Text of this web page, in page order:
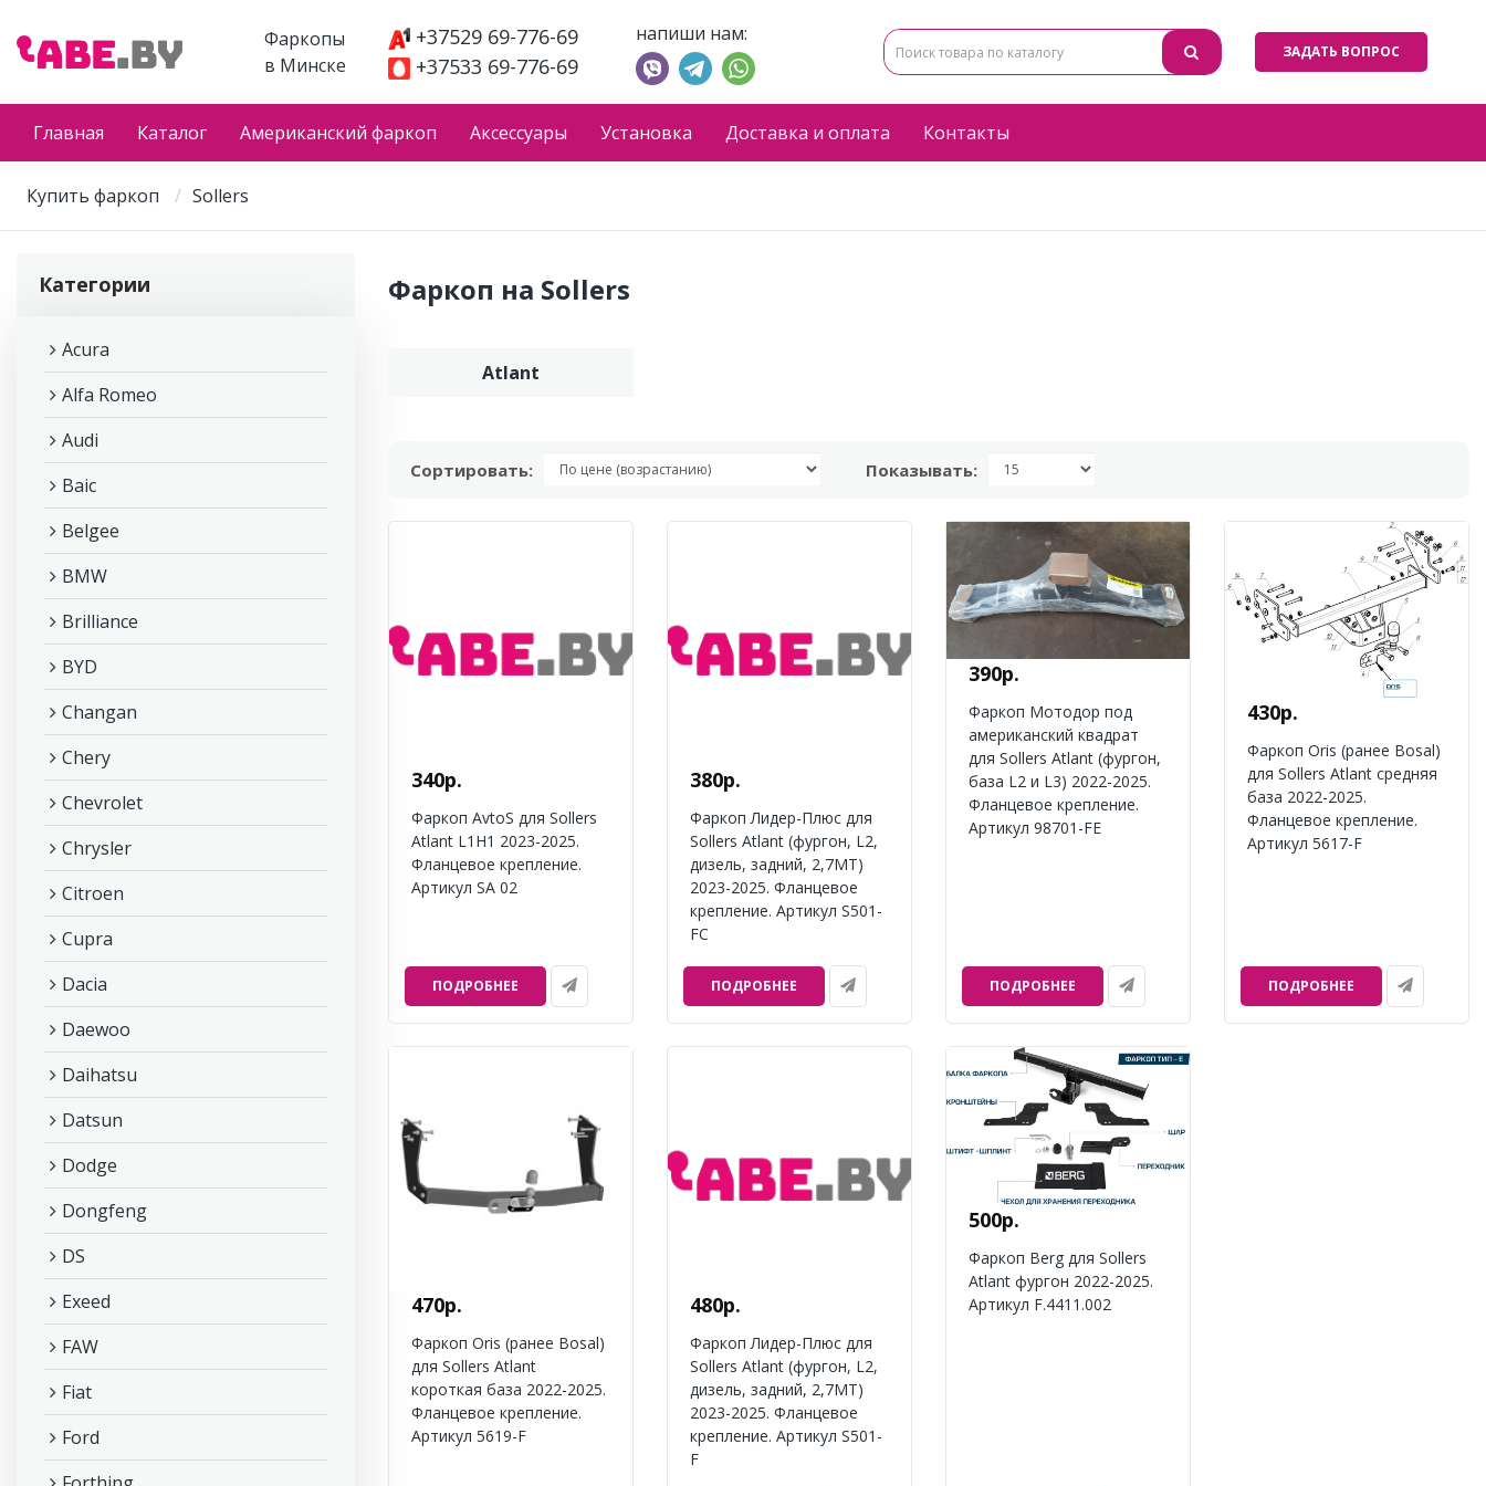
Фаркопы
в Минске
+37529 69-776-69
+37533 69-776-69
напиши нам:
ЗАДАТЬ ВОПРОС
Главная Каталог Американский фаркоп Аксессуары Установка Доставка и оплата Контакты
Купить фаркоп Sollers
Категории
Acura
Alfa Romeo
Audi
Baic
Belgee
BMW
Brilliance
BYD
Changan
Chery
Chevrolet
Chrysler
Citroen
Cupra
Dacia
Daewoo
Daihatsu
Datsun
Dodge
Dongfeng
DS
Exeed
FAW
Fiat
Ford
Фаркоп на Sollers
Atlant
Сортировать: Показывать:
340р.
Фаркоп AvtoS для Sollers
Atlant L1H1 2023-2025.
Фланцевое крепление.
Артикул SA 02
ПОДРОБНЕЕ
380р.
Фаркоп Лидер-Плюс для
Sollers Atlant (фургон, L2,
дизель, задний, 2,7МТ)
2023-2025. Фланцевое
крепление. Артикул S501-
FC
ПОДРОБНЕЕ
390р.
Фаркоп Мотодор под
американский квадрат
для Sollers Atlant (фургон,
база L2 и L3) 2022-2025.
Фланцевое крепление.
Артикул 98701-FE
ПОДРОБНЕЕ
430р.
Фаркоп Oris (ранее Bosal)
для Sollers Atlant средняя
база 2022-2025.
Фланцевое крепление.
Артикул 5617-F
ПОДРОБНЕЕ
470р.
Фаркоп Oris (ранее Bosal)
для Sollers Atlant
короткая база 2022-2025.
Фланцевое крепление.
Артикул 5619-F
480р.
Фаркоп Лидер-Плюс для
Sollers Atlant (фургон, L2,
дизель, задний, 2,7МТ)
2023-2025. Фланцевое
крепление. Артикул S501-
F
500р.
Фаркоп Berg для Sollers
Atlant фургон 2022-2025.
Артикул F.4411.002